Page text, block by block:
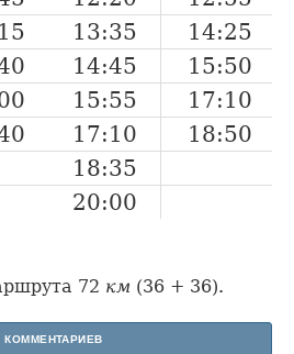
13:35
14:25
14:45
15:50
15:55
17:10
17:10
18:50
18:35
20:00
72 км (36 + 36).
КОММЕНТАРИЕВ